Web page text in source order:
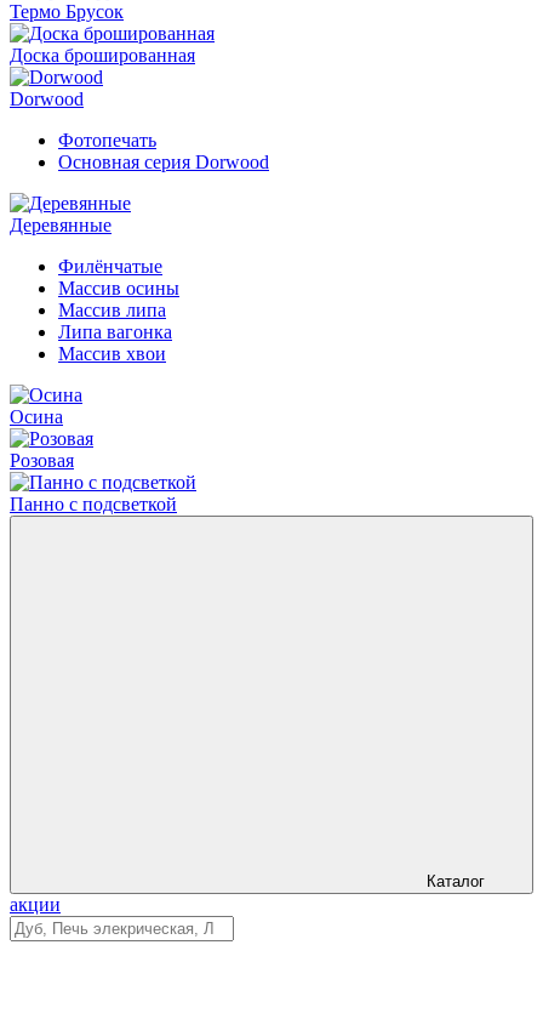
Термо Брусок
Доска брошированная
Dorwood
Фотопечать
Основная серия Dorwood
Деревянные
Филёнчатые
Массив осины
Массив липа
Липа вагонка
Массив хвои
Осина
Розовая
Панно с подсветкой
Каталог
акции